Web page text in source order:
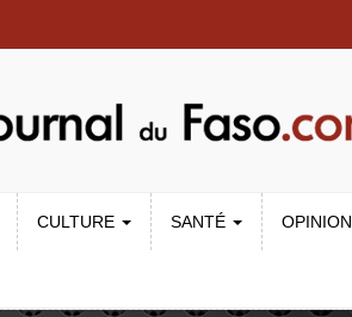
CULTURE SANTÉ